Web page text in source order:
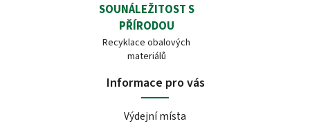
SOUNÁLEŽITOST S
PŘÍRODOU
Recyklace obalových
materiálů
Informace pro vás
Výdejní místa